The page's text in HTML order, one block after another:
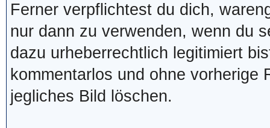
Ferner verpflichtest du dich,
nur dann zu verwenden, wenn du
dazu urheberrechtlich legitimiert
kommentarlos und ohne vorherige
jegliches Bild löschen.